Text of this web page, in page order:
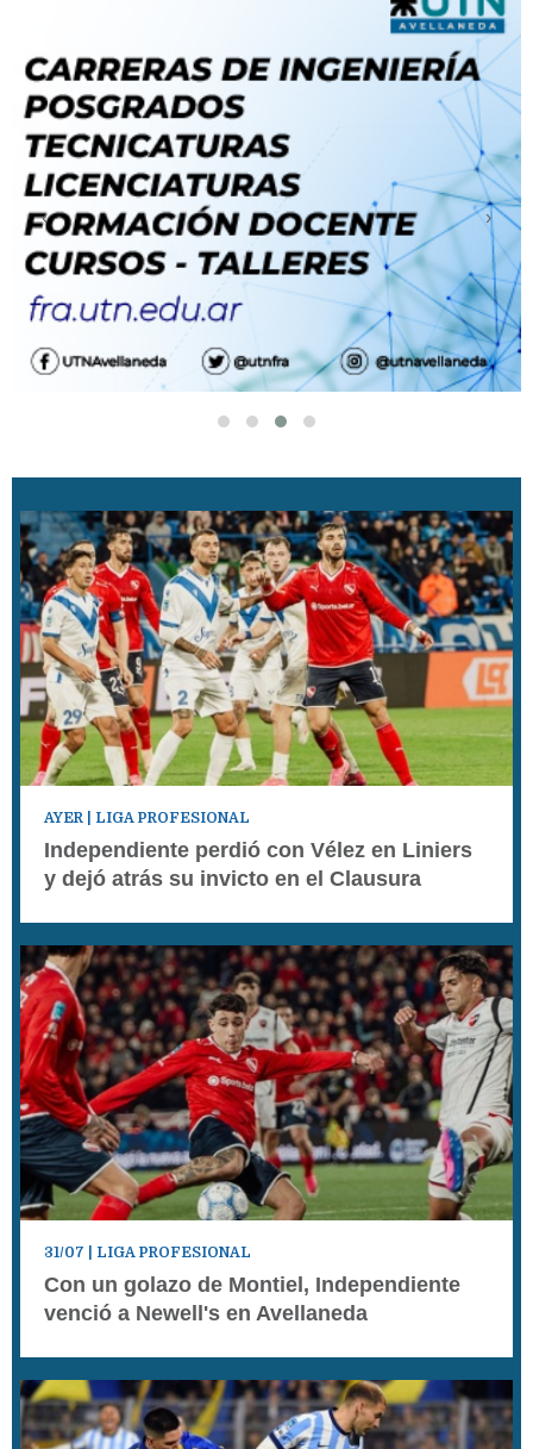
‹ ›
AYER | LIGA PROFESIONAL
Independiente perdió con Vélez en Liniers
y dejó atrás su invicto en el Clausura
31/07 | LIGA PROFESIONAL
Con un golazo de Montiel, Independiente
venció a Newell's en Avellaneda